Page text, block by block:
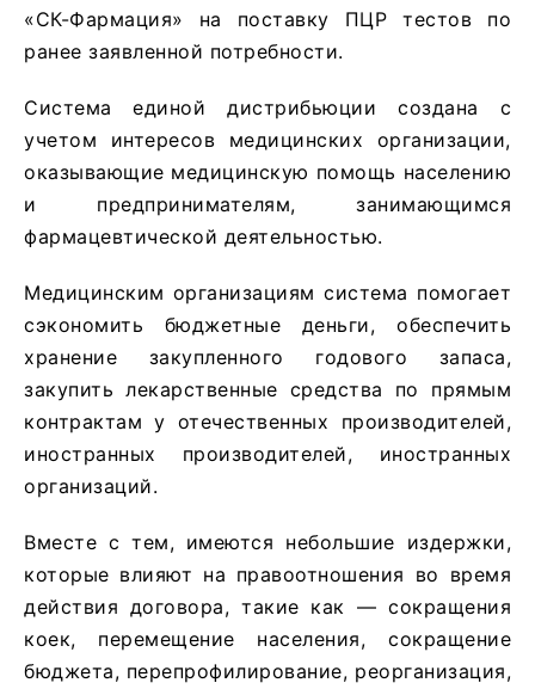
«СК-Фармация» на поставку ПЦР тестов по
ранее заявленной потребности.
Система единой дистрибьюции создана с
учетом интересов медицинских организации,
оказывающие медицинскую помощь населению
и предпринимателям, занимающимся
фармацевтической деятельностью.
Медицинским организациям система помогает
сэкономить бюджетные деньги, обеспечить
хранение закупленного годового запаса,
закупить лекарственные средства по прямым
контрактам у отечественных производителей,
иностранных производителей, иностранных
организаций.
Вместе с тем, имеются небольшие издержки,
которые влияют на правоотношения во время
действия договора, такие как — сокращения
коек, перемещение населения, сокращение
бюджета, перепрофилирование, реорганизация,